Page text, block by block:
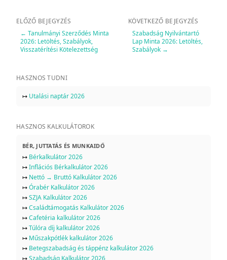
ELŐZŐ BEJEGYZÉS
← Tanulmányi Szerződés Minta
2026: Letöltés, Szabályok,
Visszatérítési Kötelezettség
KÖVETKEZŐ BEJEGYZÉS
Szabadság Nyilvántartó
Lap Minta 2026: Letöltés,
Szabályok→
HASZNOS TUDNI
↦ Utalási naptár 2026
HASZNOS KALKULÁTOROK
BÉR, JUTTATÁS ÉS MUNKAIDŐ
↦ Bérkalkulátor 2026
↦Inflációs Bérkalkulátor 2026
↦ Nettó → Bruttó Kalkulátor 2026
↦Órabér Kalkulátor 2026
↦SZJA Kalkulátor 2026
↦Családtámogatás Kalkulátor 2026
↦Cafetéria kalkulátor 2026
↦Túlóra díj kalkulátor 2026
↦ Műszakpótlék kalkulátor 2026
↦ Betegszabadság és táppénz kalkulátor 2026